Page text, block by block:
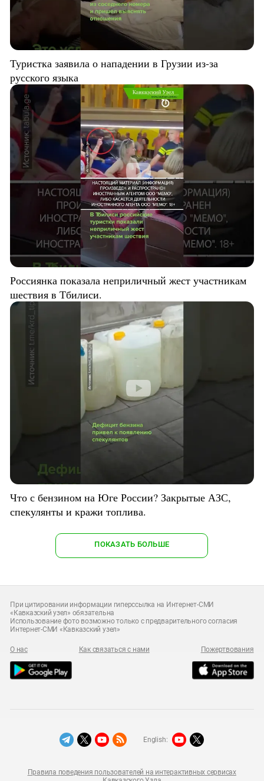
Туристка заявила о нападении в Грузии из-за
русского языка
Россиянка показала неприличный жест участникам
шествия в Тбилиси.
Что с бензином на Юге России? Закрытые АЗС,
спекулянты и кражи топлива.
ПОКАЗАТЬ БОЛЬШЕ
При цитировании информации гиперссылка на Интернет-СМИ
«Кавказский узел» обязательна
Использование фото возможно только с предварительного согласия
Интернет-СМИ «Кавказский узел»
О нас Как связаться с нами Пожертвования
Правила поведения пользователей на интерактивных сервисах
English: